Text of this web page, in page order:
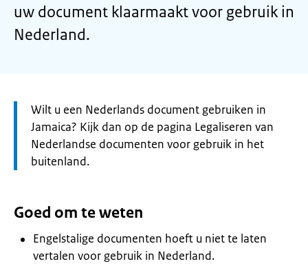
uw document klaarmaakt voor gebruik in
Nederland.
Let
op:
Wilt u een Nederlands document gebruiken in
Jamaica? Kijk dan op de pagina Legaliseren van
Nederlandse documenten voor gebruik in het
buitenland.
Goed om te weten
Engelstalige documenten hoeft u niet te laten
vertalen voor gebruik in Nederland.